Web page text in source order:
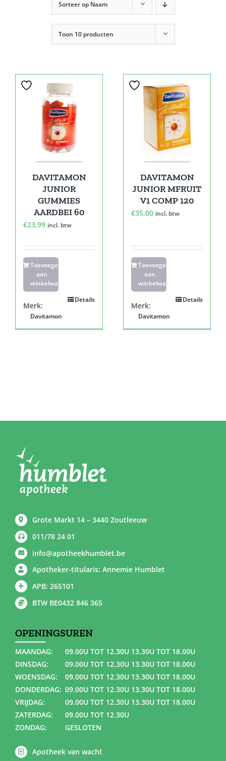
Sorteer op Naam
Toon 10 producten
DAVITAMON
JUNIOR
GUMMIES
AARDBEI 60
€23,99 incl. btw
Toevoegen
aan
winkelwagen
Details
Merk:
Davitamon
DAVITAMON
JUNIOR MFRUIT
V1 COMP 120
€35,00 incl. btw
Toevoegen
aan
winkelwagen
Details
Merk:
Davitamon
Grote Markt 14 – 3440 Zoutleeuw
011/78 24 01
info@apotheekhumblet.be
Apotheker-titularis: Annemie Humblet
APB: 265101
BTW BE0432 846 365
OPENINGSUREN
MAANDAG:
09.00U TOT 12.30U 13.30U TOT 18.00U
DINSDAG:
09.00U TOT 12.30U 13.30U TOT 18.00U
WOENSDAG:
09.00U TOT 12.30U 13.30U TOT 18.00U
DONDERDAG: 09.00U TOT 12.30U 13.30U TOT 18.00U
VRIJDAG:
09.00U TOT 12.30U 13.30U TOT 18.00U
ZATERDAG:
09.00U TOT 12.30U
ZONDAG:
GESLOTEN
Apotheek van wacht